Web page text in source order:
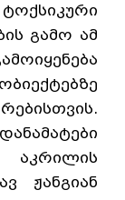
გამო ამ
ჟანგიან